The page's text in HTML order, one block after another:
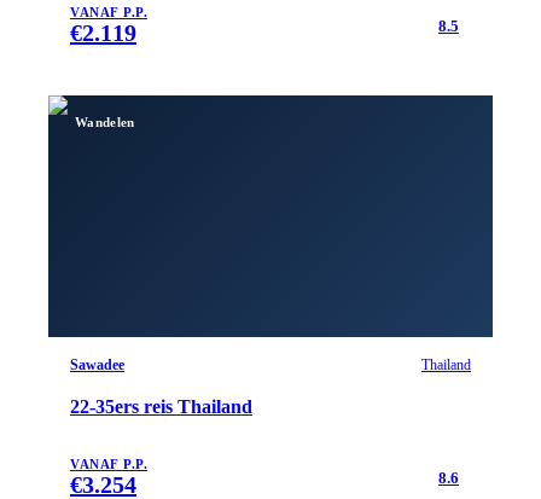
VANAF P.P.
€2.119 8.5
Wandelen
Sawadee Thailand
22-35ers reis Thailand
VANAF P.P.
€3.254 8.6